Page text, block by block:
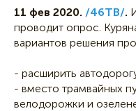
11 фев 2020. /46ТВ/.
проводит опрос.
вариантов решения
- расширить
- вместо трамвайных
велодорожки и